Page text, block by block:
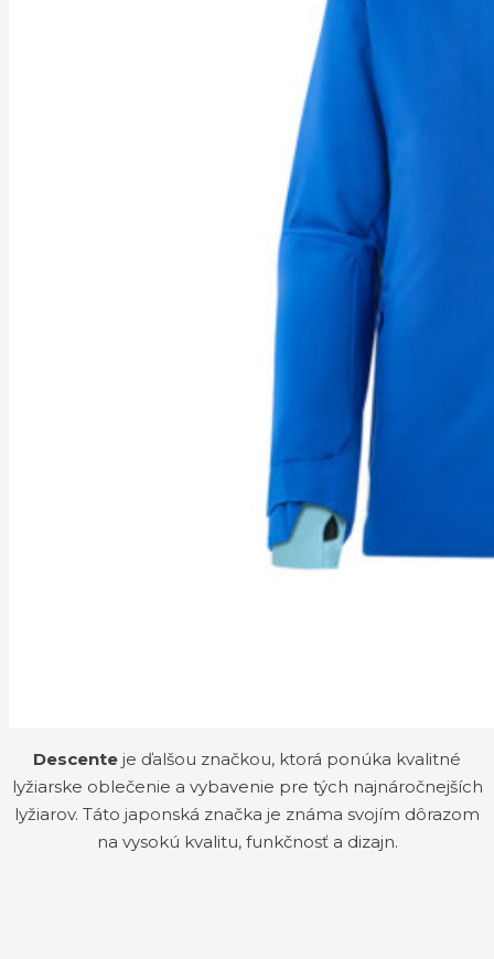
Descente je ďalšou značkou, ktorá ponúka kvalitné
lyžiarske oblečenie a vybavenie pre tých najnáročnejších
lyžiarov. Táto japonská značka je známa svojím dôrazom
na vysokú kvalitu, funkčnosť a dizajn.